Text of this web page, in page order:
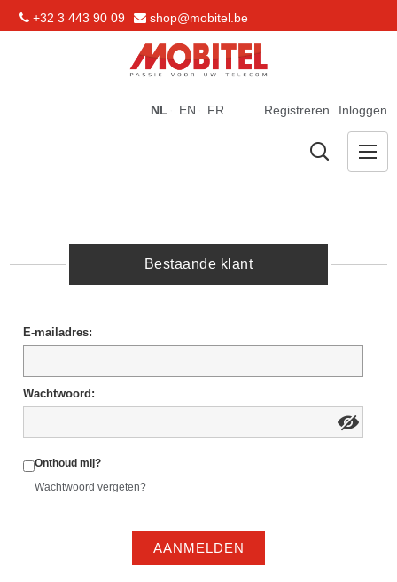
+32 3 443 90 09 shop@mobitel.be
Registreren Inloggen
NL EN FR
Bestaande klant
E-mailadres:
Wachtwoord:
Onthoud mij?
Wachtwoord vergeten?
AANMELDEN